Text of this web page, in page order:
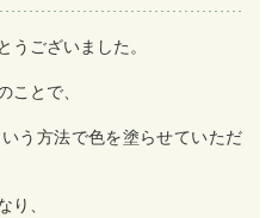
うございました。
ことで、
う方法で色を塗らせていただ
り、